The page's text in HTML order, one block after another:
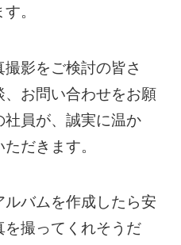
。
影をご検討の皆さ
、お問い合わせをお願
員が、誠実に温か
だきます。
バムを作成したら安
撮ってくれそうだ